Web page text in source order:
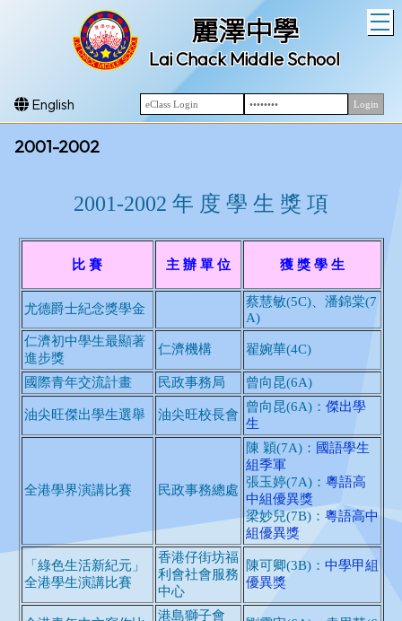
麗澤中學
Lai Chack Middle School
English
2001-2002